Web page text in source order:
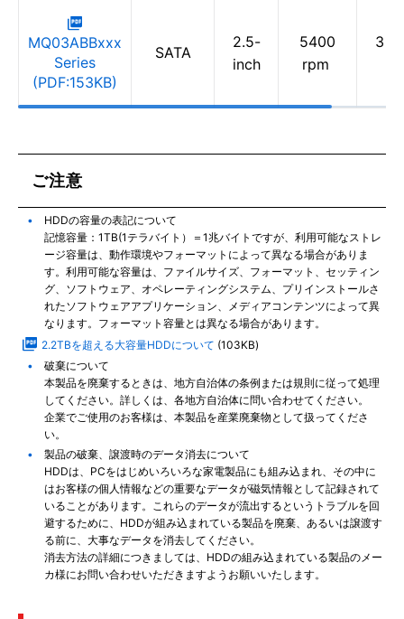
MQ03ABBxxx
Series
(PDF:153KB)
SATA
2.5-
inch
5400
rpm
3
ご注意
HDDの容量の表記について
記憶容量：1TB(1テラバイト）＝1兆バイトですが、利用可能なストレ
ージ容量は、動作環境やフォーマットによって異なる場合がありま
す。利用可能な容量は、ファイルサイズ、フォーマット、セッティン
グ、ソフトウェア、オペレーティングシステム、プリインストールさ
れたソフトウェアアプリケーション、メディアコンテンツによって異
なります。フォーマット容量とは異なる場合があります。
2.2TBを超える大容量HDDについて (103KB)
破棄について
本製品を廃棄するときは、地方自治体の条例または規則に従って処理
してください。詳しくは、各地方自治体に問い合わせてください。
企業でご使用のお客様は、本製品を産業廃棄物として扱ってくださ
い。
製品の破棄、譲渡時のデータ消去について
HDDは、PCをはじめいろいろな家電製品にも組み込まれ、その中に
はお客様の個人情報などの重要なデータが磁気情報として記録されて
いることがあります。これらのデータが流出するというトラブルを回
避するために、HDDが組み込まれている製品を廃棄、あるいは譲渡す
る前に、大事なデータを消去してください。
消去方法の詳細につきましては、HDDの組み込まれている製品のメー
カ様にお問い合わせいただきますようお願いいたします。